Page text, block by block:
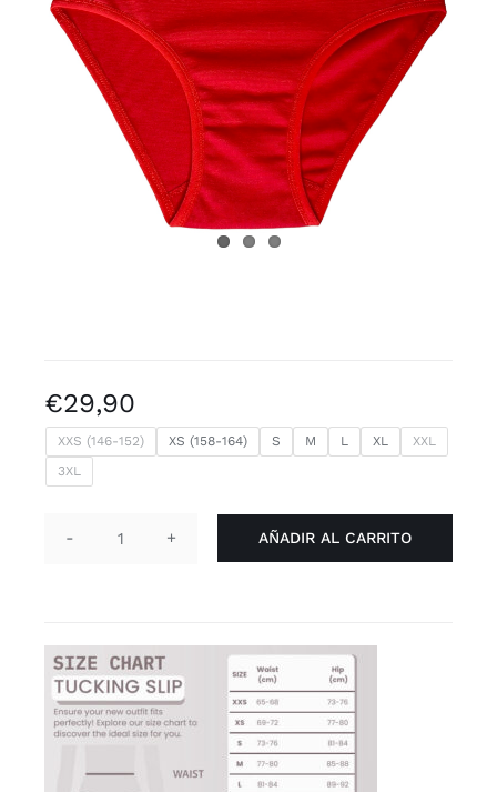
Blogs
€29,90
XXS (146-152) XS (158-164) S M L XL
XXL
3XL
Braga
AÑADIR AL CARRITO